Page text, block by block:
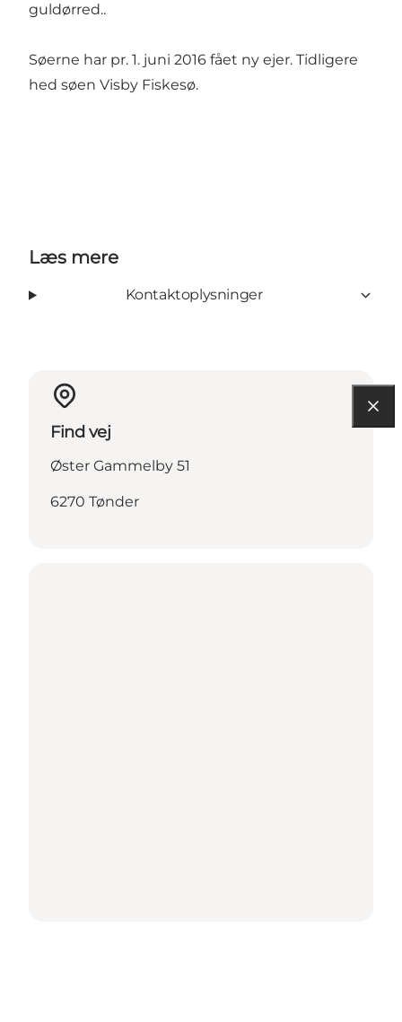
guldørred..
Søerne har pr. 1. juni 2016 fået ny ejer. Tidligere
hed søen Visby Fiskesø.
Læs mere
Kontaktoplysninger
Find vej
Øster Gammelby 51
6270 Tønder